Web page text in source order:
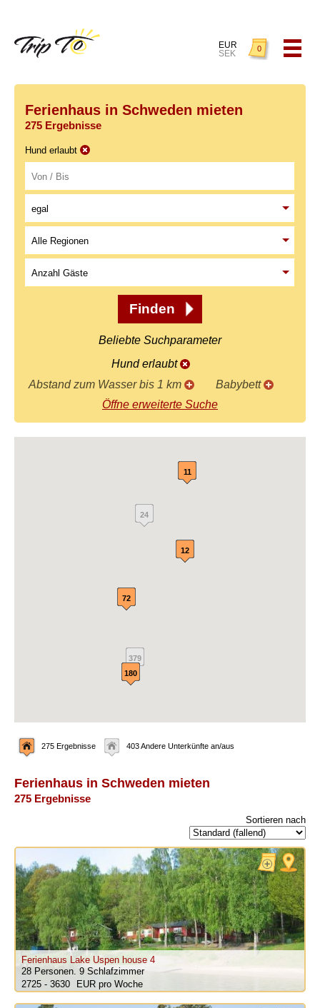
EUR
SEK
0
Ferienhaus in Schweden mieten
275 Ergebnisse
Hund erlaubt
Beliebte Suchparameter
Hund erlaubt
Abstand zum Wasser bis 1 km
Babybett
Öffne erweiterte Suche
379
24
180
72
11
12
275 Ergebnisse 403 Andere Unterkünfte an/aus
Ferienhaus in Schweden mieten
275 Ergebnisse
Sortieren nach
Ferienhaus Lake Uspen house 4
28 Personen. 9 Schlafzimmer
2725 - 3630
pro Woche